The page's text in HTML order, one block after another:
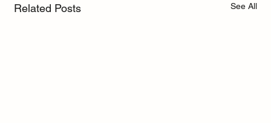
Related Posts See All